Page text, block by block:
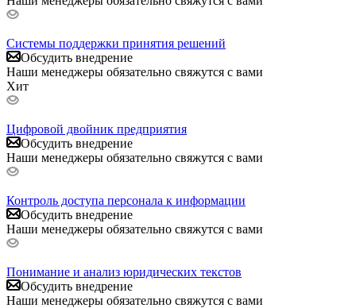
Системы поддержки принятия решений
Обсудить внедрение
Наши менеджеры обязательно свяжутся с вами
Хит
Цифровой двойник предприятия
Обсудить внедрение
Наши менеджеры обязательно свяжутся с вами
Контроль доступа персонала к информации
Обсудить внедрение
Наши менеджеры обязательно свяжутся с вами
Понимание и анализ юридических текстов
Обсудить внедрение
Наши менеджеры обязательно свяжутся с вами